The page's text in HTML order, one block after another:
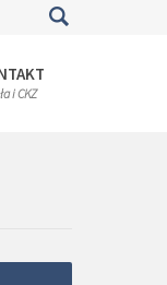
i CKZ